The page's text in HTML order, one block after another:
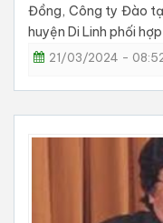
Đồng, Công ty Đào
huyện Di Linh phối
21/03/2024 -